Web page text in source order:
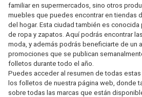
familiar en supermercados, sino otros
muebles que puedes encontrar en tiendas
del hogar. Esta ciudad también es
de ropa y zapatos. Aquí podrás encontrar
moda, y además podrás beneficiarte de un
promociones que se publican
folletos durante todo el año.
Puedes acceder al resumen de todas
los folletos de nuestra página web, donde
sobre todas las marcas que están